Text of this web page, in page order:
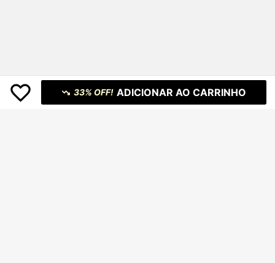
33% OFF! ADICIONAR AO CARRINHO